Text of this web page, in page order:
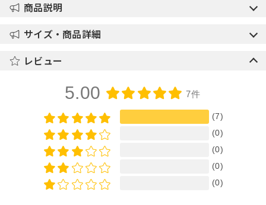
商品説明
サイズ・商品詳細
レビュー
5.00 7件
(7)
(0)
(0)
(0)
(0)